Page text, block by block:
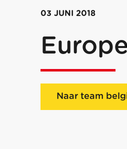
03 JUNI 2018
Naar team